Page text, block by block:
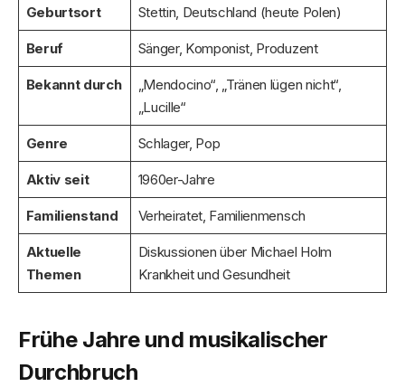
Geburtsort Stettin, Deutschland (heute Polen)
Beruf Sänger, Komponist, Produzent
Bekannt durch
„Mendocino“, „Tränen lügen nicht“,
„Lucille“
Genre Schlager, Pop
Aktiv seit 1960er-Jahre
Familienstand Verheiratet, Familienmensch
Aktuelle
Themen
Diskussionen über Michael Holm
Krankheit und Gesundheit
Frühe Jahre und musikalischer
Durchbruch